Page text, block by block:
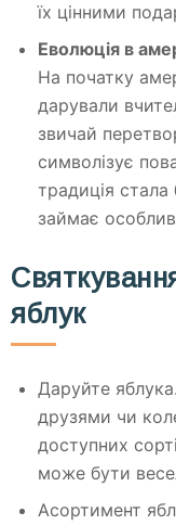
їх цінними
Еволюція в
На початку
дарували
звичай
символізує
традиція
займає
яблук
Даруйте
друзями чи
доступних
може бути
Асортимент